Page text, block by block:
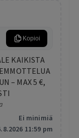
Kopioi
KAIKISTA
– MAX 5 €,
Ei minimiä
11:59 pm